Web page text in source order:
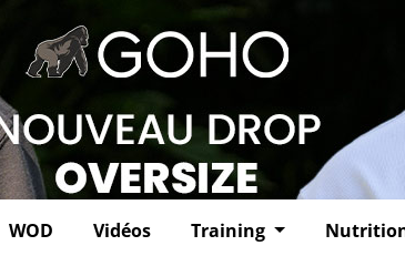
WOD Vidéos Training